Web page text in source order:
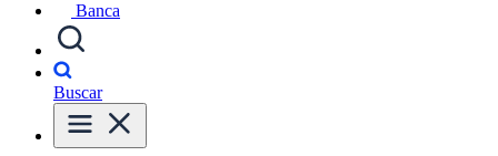
Banca
Buscar